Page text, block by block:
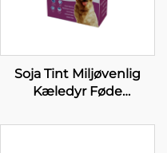
Soja Tint Miljøvenlig
Kæledyr Føde
Gratis Design Fog Foder